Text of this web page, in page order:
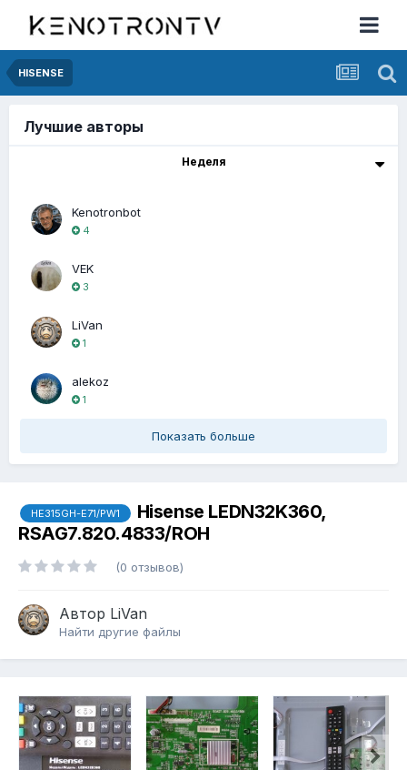
HISENSE
Лучшие авторы
Неделя
Kenotronbot
4
VEK
3
LiVan
1
alekoz
1
Показать больше
HE315GH-E71/PW1
Hisense LEDN32K360,
RSAG7.820.4833/ROH
(0 отзывов)
Автор LiVan
Найти другие файлы